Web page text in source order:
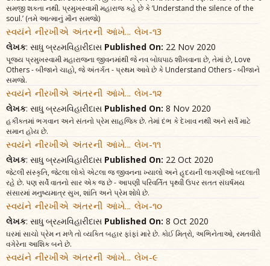
સમજી શકતા નથી. પ્રમુખસ્વામી મહારાજ કહે છે કે ‘Understand the silence of the
soul.’ (તમે આત્માનું મૌન સમજો)
સ્વયંને નીરખીએ અંતરની આંખે... લેખ-૧3
લેખક: સાધુ બ્રહ્મવિહારીદાસ Published On: 22 Nov 2020
પૂજ્ય પ્રમુખસ્વામી મહારાજના જીવનમાંથી જે નવ બોધપાઠ શીખવાના છે, તેમાં છે, Love
Others - બીજાને ચાહો, જે અંતર્ગત - પ્રથમ આવે છે કે Understand Others - બીજાને
સમજો.
સ્વયંને નીરખીએ અંતરની આંખે... લેખ-૧૨
લેખક: સાધુ બ્રહ્મવિહારીદાસ Published On: 8 Nov 2020
હકીકતમાં ભગવાન અને સંતનો પ્રેમ સાહજિક છે. તેમાં દંભ કે દેખાવ નથી અને સર્વે માટે
સમાન હોય છે.
સ્વયંને નીરખીએ અંતરની આંખે... લેખ-૧૧
લેખક: સાધુ બ્રહ્મવિહારીદાસ Published On: 22 Oct 2020
જેટલી સંસ્કૃતિ, જેટલા લોકો એટલા જ જીવનના ખ્યાલો અને હૃદયની લાગણીઓ બદલાતી
રહે છે. પણ સર્વે વાતનો સાર એક જ છે - આપણી પરિવર્તિત પૃથ્વી ઉપર સતત સંઘર્ષમય
સંસારમાં મનુષ્યમાત્ર સુખ, શાંતિ અને પ્રેમ શોધે છે.
સ્વયંને નીરખીએ અંતરની આંખે... લેખ-૧૦
લેખક: સાધુ બ્રહ્મવિહારીદાસ Published On: 8 Oct 2020
ઘરમાં સાચો પ્રેમ ન મળે તો વ્યક્તિ બહાર ફાંફાં મારે છે. કોઈ મિત્રો, અભિનેતાઓ, રમતવીરો
વગેરેના આશિક બને છે.
સ્વયંને નીરખીએ અંતરની આંખે... લેખ-૯